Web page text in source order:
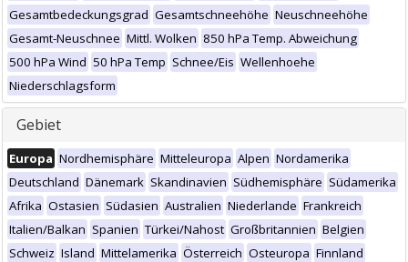
Gesamtbedeckungsgrad Gesamtschneehöhe Neuschneehöhe
Gesamt-Neuschnee Mittl. Wolken 850 hPa Temp. Abweichung
500 hPa Wind 50 hPa Temp Schnee/Eis Wellenhoehe
Niederschlagsform
Gebiet
Europa Nordhemisphäre Mitteleuropa Alpen Nordamerika
Deutschland Dänemark Skandinavien Südhemisphäre Südamerika
Afrika Ostasien Südasien Australien Niederlande Frankreich
Italien/Balkan Spanien Türkei/Nahost Großbritannien Belgien
Schweiz Island Mittelamerika Österreich Osteuropa Finnland